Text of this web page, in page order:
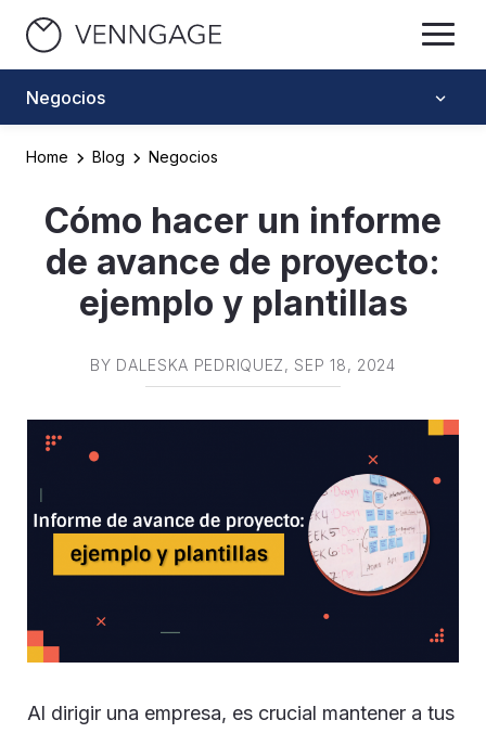
Negocios
Home Blog Negocios
Cómo hacer un informe
de avance de proyecto:
ejemplo y plantillas
BY DALESKA PEDRIQUEZ, SEP 18, 2024
Al dirigir una empresa, es crucial mantener a tus